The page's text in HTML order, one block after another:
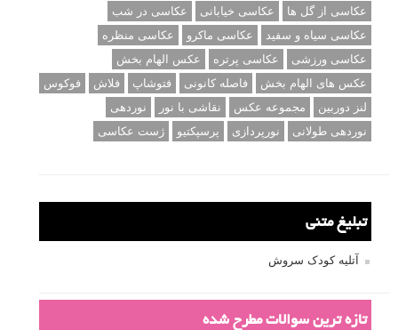
عکاسی از گل ها
عکاسی خیابانی
عکاسی در شب
عکاسی سیاه و سفید
عکاسی ماکرو
عکاسی منظره
عکاسی ورزشی
عکاسی پرتره
عکس الهام بخش
عکس های الهام بخش
فاصله کانونی فتوشاپ فلاش
فوکوس
لنز دوربین
مجموعه عکس نقاشی با نور
نوردهی
نوردهی طولانی
نورپردازی پرسپکتیو ژست عکاسی
تبلیغ متنی
آتلیه کودک سروش
تازه ترین سوالات مطرح شده